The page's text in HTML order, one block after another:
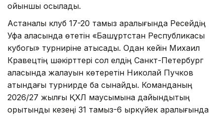
ойыншы қосылады.
Астаналық клуб 17-20 тамыз аралығында Ресейдің
Уфа қаласында өтетін «Башқұртстан Республикасы
кубогы» турниріне қатысады. Одан кейін Михаил
Кравецтің шәкірттері сол елдің Санкт-Петербург
қаласында жалауын көтеретін Николай Пучков
атындағы турнирде бақ сынайды. Команданың
2026/27 жылғы ҚХЛ маусымына дайындықтың
қорытынды кезеңі 31 тамыз-6 қыркүйек аралығында